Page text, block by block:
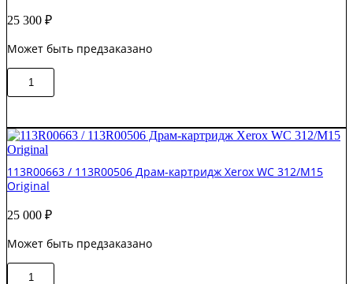
25 300 ₽
Может быть предзаказано
Количество
товара
Драм-
картридж
Samsung
SCX-
6545/SCX-
Original
113R00663 / 113R00506 Драм-картридж Xerox WС 312/M15
Original
25 000 ₽
Может быть предзаказано
Количество